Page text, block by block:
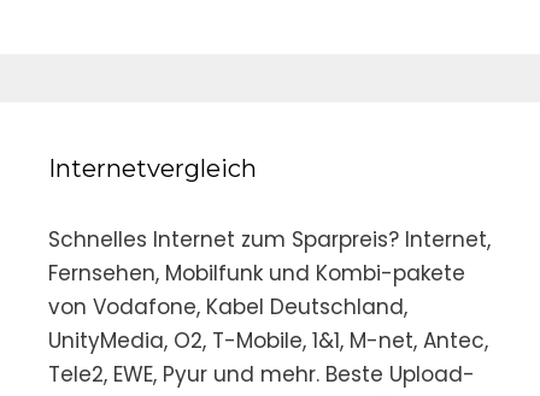
Internetvergleich
Schnelles Internet zum Sparpreis? Internet,
Fernsehen, Mobilfunk und Kombi-pakete
von Vodafone, Kabel Deutschland,
UnityMedia, O2, T-Mobile, 1&1, M-net, Antec,
Tele2, EWE, Pyur und mehr. Beste Upload-